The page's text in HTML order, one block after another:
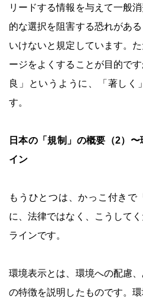
リードする情報を与えて一般
的な選択を阻害する恐れがあ
いけないと規定しています。
ージをよくすることが目的で
良」というように、「著しく
す。
日本の「規制」の概要（2）
イン
もうひとつは、かっこ付きで
に、法律ではなく、こうして
ラインです。
環境表示とは、環境への配慮
の特徴を説明したものです。